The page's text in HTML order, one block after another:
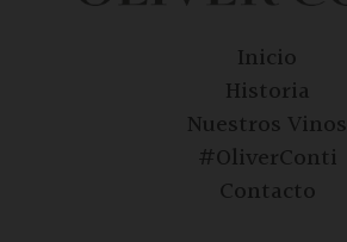
Inicio
Historia
Nuestros Vinos
#OliverConti
Contacto